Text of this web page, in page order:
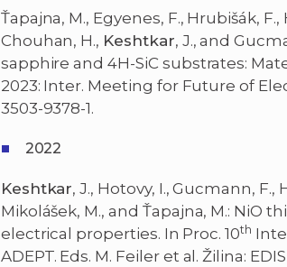
Ťapajna, M., Egyenes, F., Hrubišák,
Chouhan, H., Keshtkar, J., and
sapphire and 4H-SiC substrates:
2023: Inter. Meeting for Future of
3503-9378-1.
2022
Keshtkar, J., Hotovy, I., Gucmann, F.,
Mikolášek, M., and Ťapajna, M.:
electrical properties. In Proc. 10th
ADEPT. Eds. M. Feiler et al. Žilina: